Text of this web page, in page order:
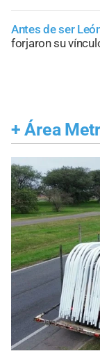
Antes de ser
forjaron su
+ Área